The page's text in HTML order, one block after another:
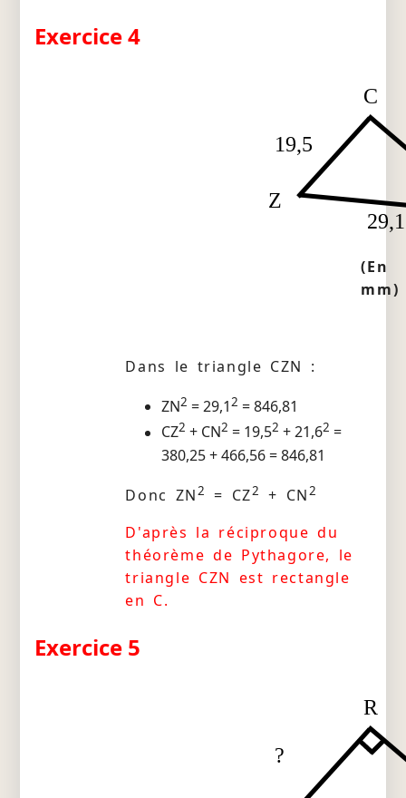
Exercice 4
C
Z
19,5
29,1
(En
mm)
Dans le triangle CZN :
ZN2 = 29,12 = 846,81
CZ2 + CN2 = 19,52 + 21,62 =
380,25 + 466,56 = 846,81
Donc ZN 2 = CZ2 + CN 2
D'après la réciproque du
théorème de Pythagore, le
triangle CZN est rectangle
en C.
Exercice 5
R
?